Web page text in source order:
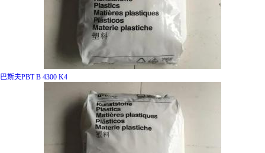
巴斯夫PBT B 4300 K4